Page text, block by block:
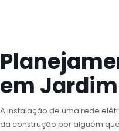
em
A instalação de uma rede
da construção por alguém